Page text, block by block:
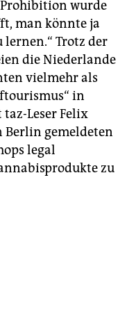
wurde
man könnte ja
lernen.“ Trotz der
die Niederlande
vielmehr als
in
Leser Felix
gemeldeten
legal
zu